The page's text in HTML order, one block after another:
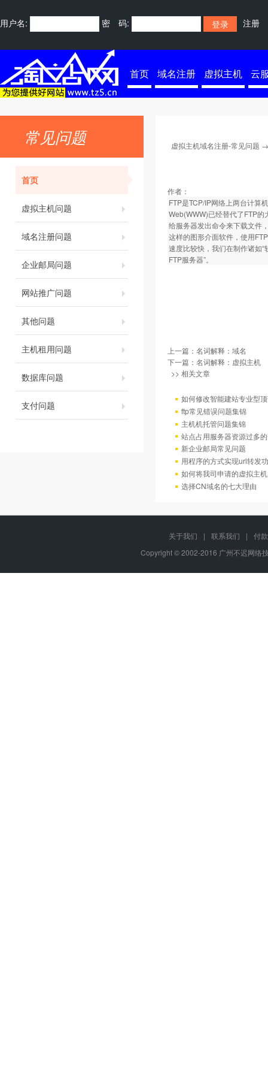
用户名: 密 码: 注册
首页 域名注册 虚拟主机 云
常见问题
首页
虚拟主机问题
域名注册问题
企业邮局问题
网站推广问题
其他问题
主机租用问题
数据库问题
支付问题
虚拟主机域名注册-常见问题
作者：
FTP是TCP/IP网络上两台计算
Web(WWW)已经替代了FTP
给服务器发出命令来下载文件
这样的图形介面软件，使用
速度比较快，我们在制作诸如
FTP服务器”。
上一篇： 名词解释：域名
下一篇： 名词解释：虚拟主机
>> 相关文章
如何修改智能建站专业型
ftp常见错误问题集锦
主机机托管问题集锦
站点占用服务器资源过多
新企业邮局常见问题
用程序的方式实现url转发
如何将我司申请的虚拟主
选择CN域名的七大理由
关于我们 | 联系我们 |
付
Copyright © 2002-2016 广州不迟网络